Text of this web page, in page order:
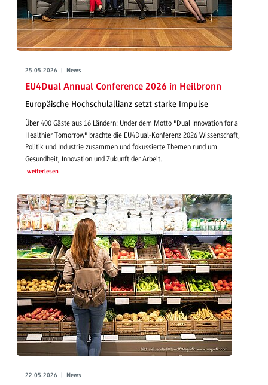
25.05.2026 | News
EU4Dual Annual Conference 2026 in Heilbronn
Europäische Hochschulallianz setzt starke Impulse
Über 400 Gäste aus 16 Ländern: Under dem Motto "Dual Innovation for a
Healthier Tomorrow" brachte die EU4Dual-Konferenz 2026 Wissenschaft,
Politik und Industrie zusammen und fokussierte Themen rund um
Gesundheit, Innovation und Zukunft der Arbeit.
weiterlesen
22.05.2026 | News